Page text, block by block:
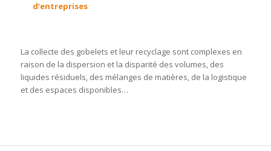
d’entreprises
La collecte des gobelets et leur recyclage sont complexes en
raison de la dispersion et la disparité des volumes, des
liquides résiduels, des mélanges de matières, de la logistique
et des espaces disponibles…